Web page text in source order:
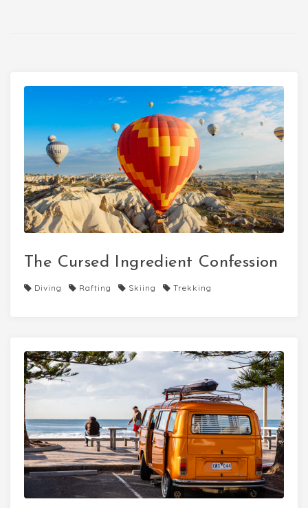
The Cursed Ingredient Confession
Diving Rafting Skiing Trekking